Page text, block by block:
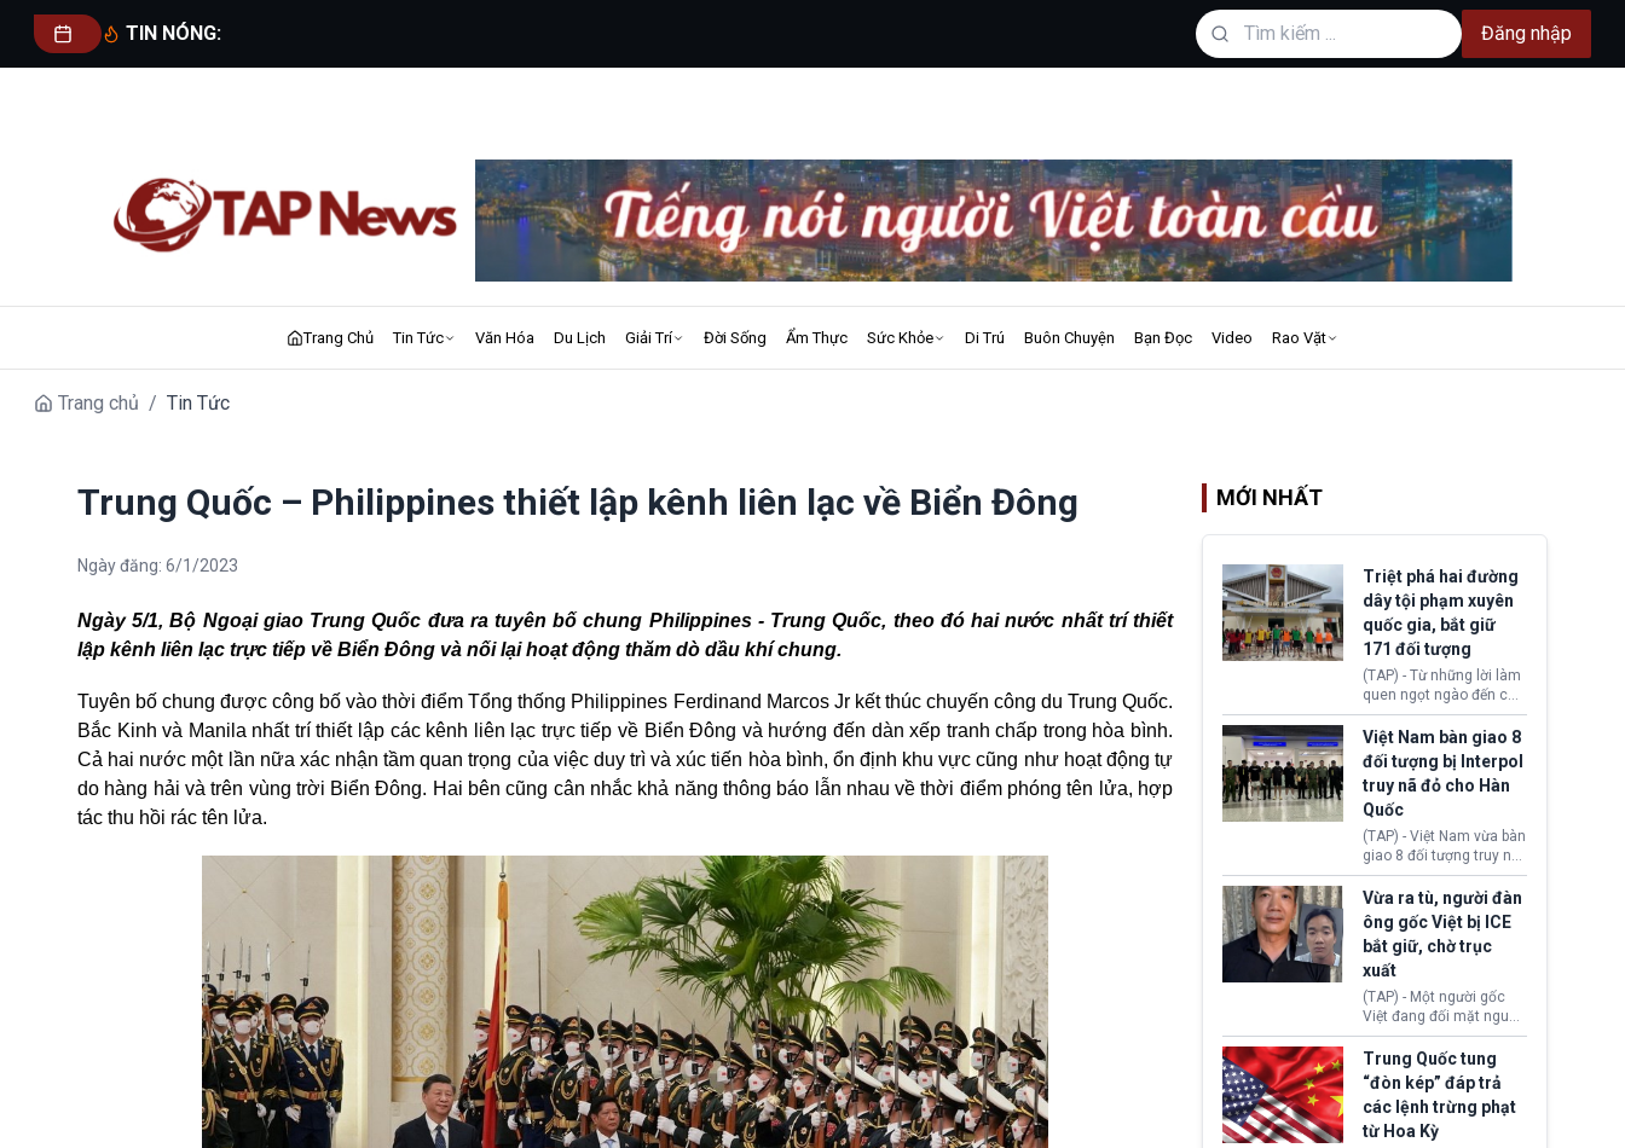
TIN NÓNG: Đăng nhập
Trang Chủ Tin Tức Văn Hóa Du Lịch Giải Trí Đời Sống Ẩm Thực Sức Khỏe Di Trú Buôn Chuyện Bạn Đọc Video Rao Vặt
Trang chủ / Tin Tức
Trung Quốc – Philippines thiết lập kênh liên lạc về Biển Đông
Ngày đăng: 6/1/2023
Ngày 5/1, Bộ Ngoại giao Trung Quốc đưa ra tuyên bố chung Philippines - Trung Quốc, theo đó hai nước nhất trí thiết
lập kênh liên lạc trực tiếp về Biển Đông và nối lại hoạt động thăm dò dầu khí chung.
Tuyên bố chung được công bố vào thời điểm Tổng thống Philippines Ferdinand Marcos Jr kết thúc chuyến công du Trung Quốc.
Bắc Kinh và Manila nhất trí thiết lập các kênh liên lạc trực tiếp về Biển Đông và hướng đến dàn xếp tranh chấp trong hòa bình.
Cả hai nước một lần nữa xác nhận tầm quan trọng của việc duy trì và xúc tiến hòa bình, ổn định khu vực cũng như hoạt động tự
do hàng hải và trên vùng trời Biển Đông. Hai bên cũng cân nhắc khả năng thông báo lẫn nhau về thời điểm phóng tên lửa, hợp
tác thu hồi rác tên lửa.
MỚI NHẤT
Triệt phá hai đường
dây tội phạm xuyên
quốc gia, bắt giữ
171 đối tượng
(TAP) - Từ những lời làm
quen ngọt ngào đến các
“sàn vàng ảo”, bất động
sản trực tuyến cùng
đường dây đánh bạc quy
mô lớn, hai tổ chức tội
phạm xuyên quốc gia đã
dựng lên mạng lưới hoạt
động tại Việt Nam và
Lào, lôi kéo hàng nghìn
người tham gia, luân
chuyển dòng tiền qua
nhiều lớp tài khoản. Sau
hơn 2 tuần phối hợp truy
xét, lực lượng chức năng
hai nước đã bắt giữ 171
Việt Nam bàn giao 8
đối tượng bị Interpol
truy nã đỏ cho Hàn
Quốc
(TAP) - Việt Nam vừa bàn
giao 8 đối tượng truy nã
đỏ Interpol cho lực lượng
chức năng Hàn Quốc.
Nhóm này bị xác định
lừa đảo 619 nạn nhân,
chiếm đoạt hơn 17,7 tỷ
KRW.
Vừa ra tù, người đàn
ông gốc Việt bị ICE
bắt giữ, chờ trục
xuất
(TAP) - Một người gốc
Việt đang đối mặt nguy
cơ bị trục xuất khỏi Hoa
Kỳ sau khi đã chấp hành
xong bản án liên quan
đến tội ác từ hơn 30
năm trước tại California.
Trung Quốc tung
“đòn kép” đáp trả
các lệnh trừng phạt
từ Hoa Kỳ